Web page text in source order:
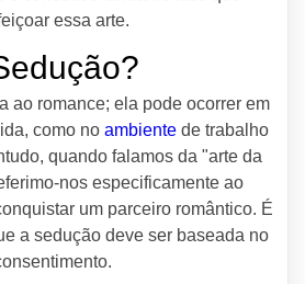
essa arte.
ao romance; ela pode ocorrer em
como no ambiente de trabalho
quando falamos da "arte da
nos especificamente ao
um parceiro romântico. É
a sedução deve ser baseada no